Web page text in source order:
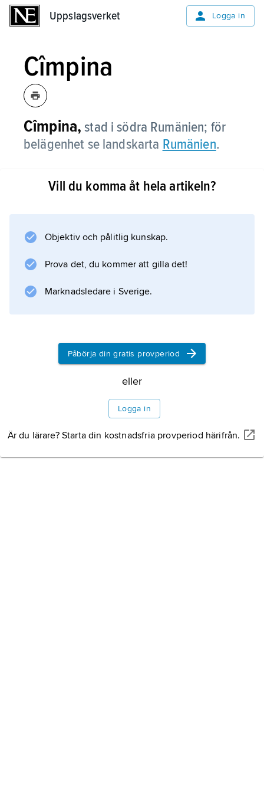
Uppslagsverket Logga in
Cîmpina
Cîmpina, stad i södra Rumänien; för
belägenhet se landskarta Rumänien.
Vill du komma åt hela artikeln?
Objektiv och pålitlig kunskap.
Prova det, du kommer att gilla det!
Marknadsledare i Sverige.
Påbörja din gratis provperiod
eller
Logga in
Är du lärare? Starta din kostnadsfria provperiod härifrån.